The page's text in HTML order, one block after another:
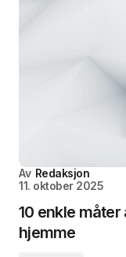
Av Redaksjon
11. oktober 2025
10 enkle
hjemme